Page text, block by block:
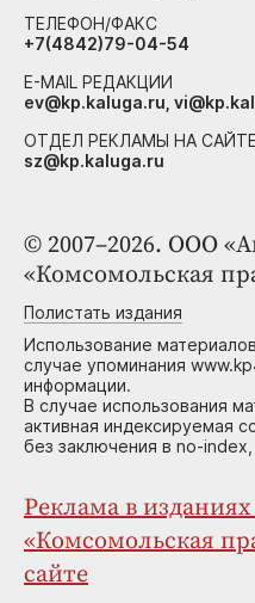
© 2007–2026. ООО
«Комсомольская
Полистать издания
Использование
случае упоминания
информации.
В случае использования
активная индексируемая
без заключения в no-
Реклама в
«Комсомольская
сайте
ТЕЛЕФОН/ФАКС
+7(4842)79-04-54
E-MAIL РЕДАКЦИИ
ev@kp.kaluga.ru,
ОТДЕЛ РЕКЛАМЫ НА САЙТЕ
sz@kp.kaluga.ru